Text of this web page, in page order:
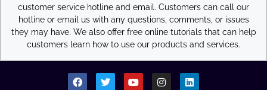
customer service hotline and email. Customers can call our
hotline or email us with any questions, comments, or issues
they may have. We also offer free online tutorials that can help
customers learn how to use our products and services.